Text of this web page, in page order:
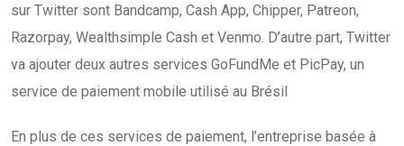
sur Twitter sont Bandcamp, Cash App, Chipper, Patreon,
Razorpay, Wealthsimple Cash et Venmo. D’autre part, Twitter
va ajouter deux autres services GoFundMe et PicPay, un
service de paiement mobile utilisé au Brésil
En plus de ces services de paiement, l’entreprise basée à